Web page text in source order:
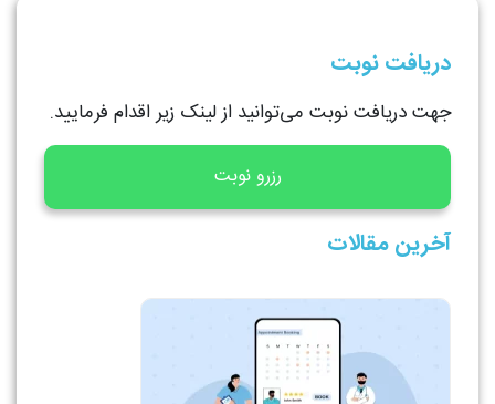
دریافت نوبت
جهت دریافت نوبت می‌توانید از لینک زیر اقدام فرمایید.
رزرو نوبت
آخرین مقالات